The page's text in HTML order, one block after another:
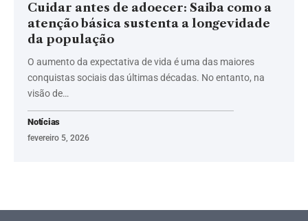
Cuidar antes de adoecer: Saiba como a
atenção básica sustenta a longevidade
da população
O aumento da expectativa de vida é uma das maiores
conquistas sociais das últimas décadas. No entanto, na
visão de…
Notícias
fevereiro 5, 2026